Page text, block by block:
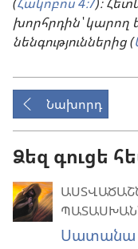
խորհրդին՝
նենգություններից (
Նախորդ
Ձեզ գուցե
Սատանա